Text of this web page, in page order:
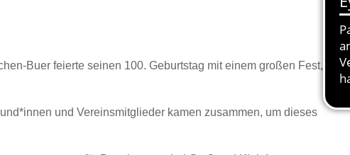
Buer feierte seinen 100. Geburtstag mit einem großen Fest,
und Vereinsmitglieder kamen zusammen, um dieses